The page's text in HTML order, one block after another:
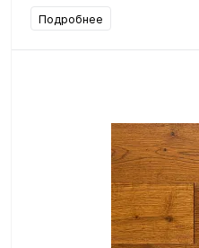
Подробнее